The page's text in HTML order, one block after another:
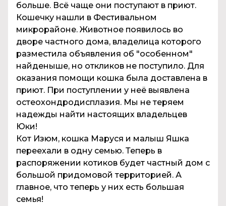
больше. Всё чаще они поступают в приют.
Кошечку нашли в Фестивальном
микрорайоне. Животное появилось во
дворе частного дома, владелица которого
разместила объявления об "особенном"
найденыше, но откликов не поступило. Для
оказания помощи кошка была доставлена в
приют. При поступлении у неё выявлена
остеохондродисплазия. Мы не теряем
надежды найти настоящих владельцев
Юки!
Кот Изюм, кошка Маруся и малыш Яшка
переехали в одну семью. Теперь в
распоряжении котиков будет частный дом с
большой придомовой территорией. А
главное, что теперь у них есть большая
семья!